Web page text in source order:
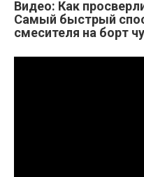
Видео: Как
Самый быстрый
смесителя на борт